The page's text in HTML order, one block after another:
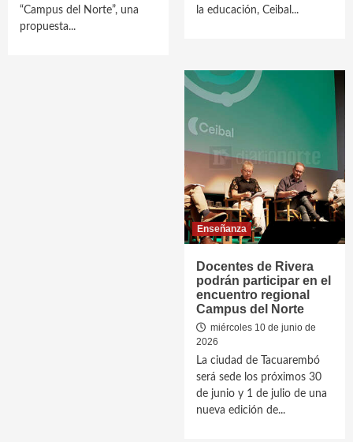
“Campus del Norte”, una
propuesta...
la educación, Ceibal...
Enseñanza
Docentes de Rivera
podrán participar en el
encuentro regional
Campus del Norte
miércoles 10 de junio de
2026
La ciudad de Tacuarembó
será sede los próximos 30
de junio y 1 de julio de una
nueva edición de...